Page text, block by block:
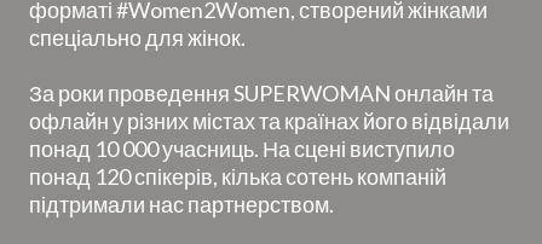
форматі #Women2Women, створений жінками
спеціально для жінок.
За роки проведення SUPERWOMAN онлайн та
офлайн у різних містах та країнах його відвідали
понад 10 000 учасниць. На сцені виступило
понад 120 спікерів, кілька сотень компаній
підтримали нас партнерством.